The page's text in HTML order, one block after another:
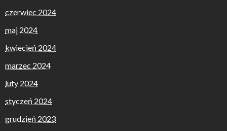
czerwiec 2024
maj 2024
kwiecień 2024
marzec 2024
luty 2024
styczeń 2024
grudzień 2023